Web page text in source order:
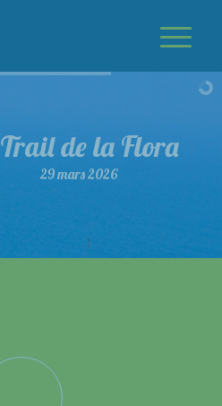
Trail de la Flora
29 mars 2026